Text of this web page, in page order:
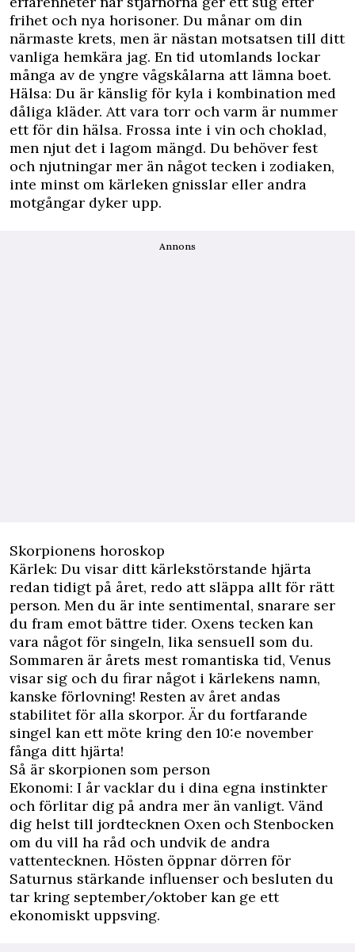
frihet och nya horisoner. Du månar om din
närmaste krets, men är nästan motsatsen till ditt
vanliga hemkära jag. En tid utomlands lockar
många av de yngre vågskålarna att lämna boet.
Hälsa: Du är känslig för kyla i kombination med
dåliga kläder. Att vara torr och varm är nummer
ett för din hälsa. Frossa inte i vin och choklad,
men njut det i lagom mängd. Du behöver fest
och njutningar mer än något tecken i zodiaken,
inte minst om kärleken gnisslar eller andra
motgångar dyker upp.
Annons
Skorpionens horoskop
Kärlek: Du visar ditt kärlekstörstande hjärta
redan tidigt på året, redo att släppa allt för rätt
person. Men du är inte sentimental, snarare ser
du fram emot bättre tider. Oxens tecken kan
vara något för singeln, lika sensuell som du.
Sommaren är årets mest romantiska tid, Venus
visar sig och du firar något i kärlekens namn,
kanske förlovning! Resten av året andas
stabilitet för alla skorpor. Är du fortfarande
singel kan ett möte kring den 10:e november
fånga ditt hjärta!
Så är skorpionen som person
Ekonomi: I år vacklar du i dina egna instinkter
och förlitar dig på andra mer än vanligt. Vänd
dig helst till jordtecknen Oxen och Stenbocken
om du vill ha råd och undvik de andra
vattentecknen. Hösten öppnar dörren för
Saturnus stärkande influenser och besluten du
tar kring september/oktober kan ge ett
ekonomiskt uppsving.